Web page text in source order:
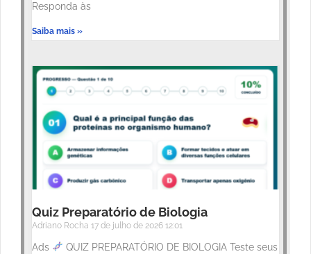
Responda às
Saiba mais »
Quiz Preparatório de Biologia
Adriano Rocha 17 de julho de 2026 12:01
Ads
QUIZ PREPARATÓRIO DE BIOLOGIA Teste seus